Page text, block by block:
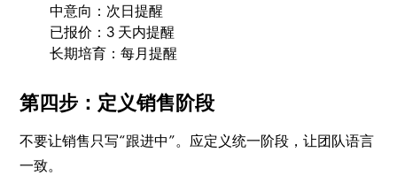
中意向：次日提醒
已报价：3 天内提醒
长期培育：每月提醒
第四步：定义销售阶段
不要让销售只写“跟进中”。应定义统一阶段，让团队语言
一致。